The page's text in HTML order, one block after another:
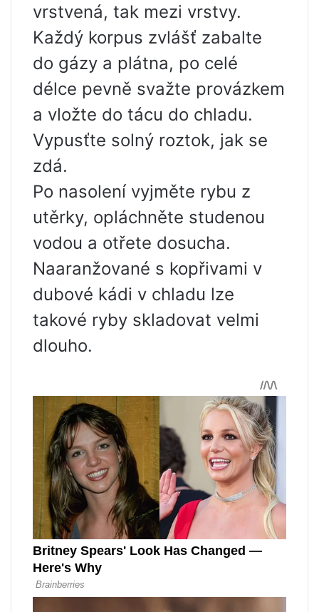
vrstvená, tak mezi vrstvy.
Každý korpus zvlášť zabalte
do gázy a plátna, po celé
délce pevně svažte provázkem
a vložte do tácu do chladu.
Vypusťte solný roztok, jak se
zdá.
Po nasolení vyjměte rybu z
utěrky, opláchněte studenou
vodou a otřete dosucha.
Naaranžované s kopřivami v
dubové kádi v chladu lze
takové ryby skladovat velmi
dlouho.